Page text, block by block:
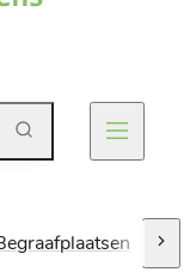
Menu